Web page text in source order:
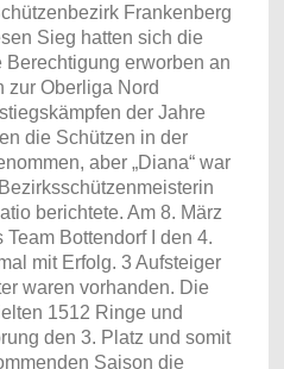
Frankenberg
Sieg hatten sich die
Berechtigung erworben an
zur Oberliga Nord
der Jahre
die Schützen in der
aber „Diana“ war
berichtete. Am 8. März
Bottendorf I den 4.
mit Erfolg. 3 Aufsteiger
waren vorhanden. Die
1512 Ringe und
den 3. Platz und somit
Saison die